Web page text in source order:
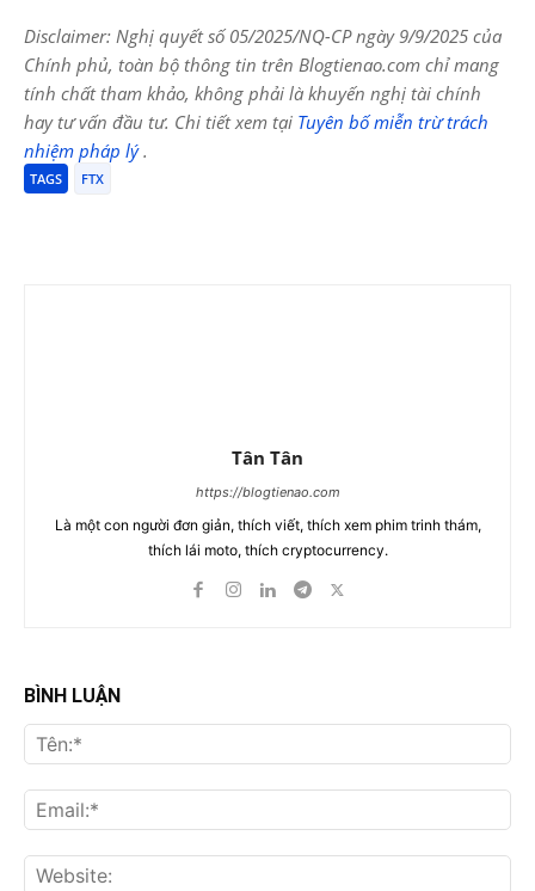
Disclaimer: Nghị quyết số 05/2025/NQ-CP ngày 9/9/2025 của
Chính phủ, toàn bộ thông tin trên Blogtienao.com chỉ mang
tính chất tham khảo, không phải là khuyến nghị tài chính
hay tư vấn đầu tư. Chi tiết xem tại Tuyên bố miễn trừ trách
nhiệm pháp lý.
TAGS FTX
Tân Tân
https://blogtienao.com
Là một con người đơn giản, thích viết, thích xem phim trinh thám,
thích lái moto, thích cryptocurrency.
BÌNH LUẬN